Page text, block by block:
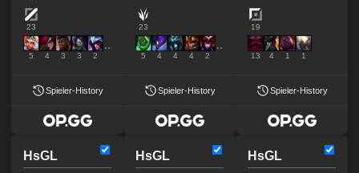
23
5 4 3 3 2
Spieler-History
23
5 4 4 4 2
Spieler-History
19
13 4 1 1
Spieler-History
HsGL HsGL HsGL